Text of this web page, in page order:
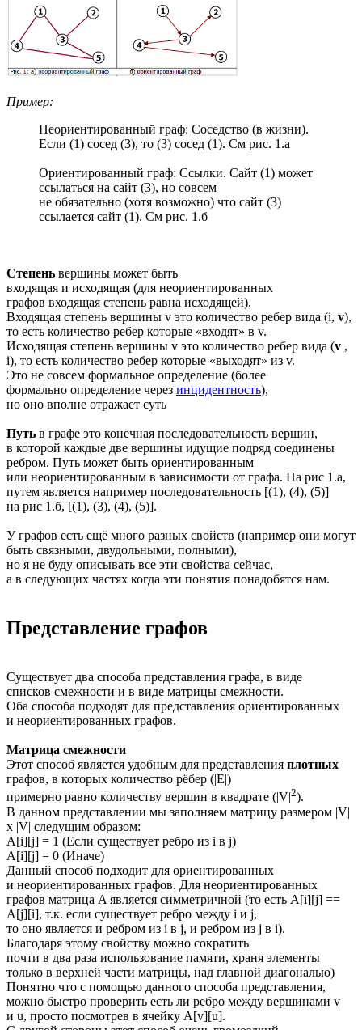
Пример:
Неориентированный граф: Соседство (в жизни).
Если (1) сосед (3), то (3) сосед (1). См рис. 1.а
Ориентированный граф: Ссылки. Сайт (1) может
ссылаться на сайт (3), но совсем
не обязательно (хотя возможно) что сайт (3)
ссылается сайт (1). См рис. 1.б
Степень вершины может быть
входящая и исходящая (для неориентированных
графов входящая степень равна исходящей).
Входящая степень вершины v это количество ребер вида (i, v),
то есть количество ребер которые «входят» в v.
Исходящая степень вершины v это количество ребер вида (v ,
i), то есть количество ребер которые «выходят» из v.
Это не совсем формальное определение (более
формально определение через инцидентность),
но оно вполне отражает суть
Путь в графе это конечная последовательность вершин,
в которой каждые две вершины идущие подряд соединены
ребром. Путь может быть ориентированным
или неориентированным в зависимости от графа. На рис 1.а,
путем является например последовательность [(1), (4), (5)]
на рис 1.б, [(1), (3), (4), (5)].
У графов есть ещё много разных свойств (например они могут
быть связными, двудольными, полными),
но я не буду описывать все эти свойства сейчас,
а в следующих частях когда эти понятия понадобятся нам.
Представление графов
Существует два способа представления графа, в виде
списков смежности и в виде матрицы смежности.
Оба способа подходят для представления ориентированных
и неориентированных графов.
Матрица смежности
Этот способ является удобным для представления плотных
графов, в которых количество рёбер (|E|)
примерно равно количеству вершин в квадрате (|V| 2).
В данном представлении мы заполняем матрицу размером |V|
x |V| следущим образом:
A[i][j] = 1 (Если существует ребро из i в j)
A[i][j] = 0 (Иначе)
Данный способ подходит для ориентированных
и неориентированных графов. Для неориентированных
графов матрица A является симметричной (то есть A[i][j] ==
A[j][i], т.к. если существует ребро между i и j,
то оно является и ребром из i в j, и ребром из j в i).
Благодаря этому свойству можно сократить
почти в два раза использование памяти, храня элементы
только в верхней части матрицы, над главной диагональю)
Понятно что с помощью данного способа представления,
можно быстро проверить есть ли ребро между вершинами v
и u, просто посмотрев в ячейку A[v][u].